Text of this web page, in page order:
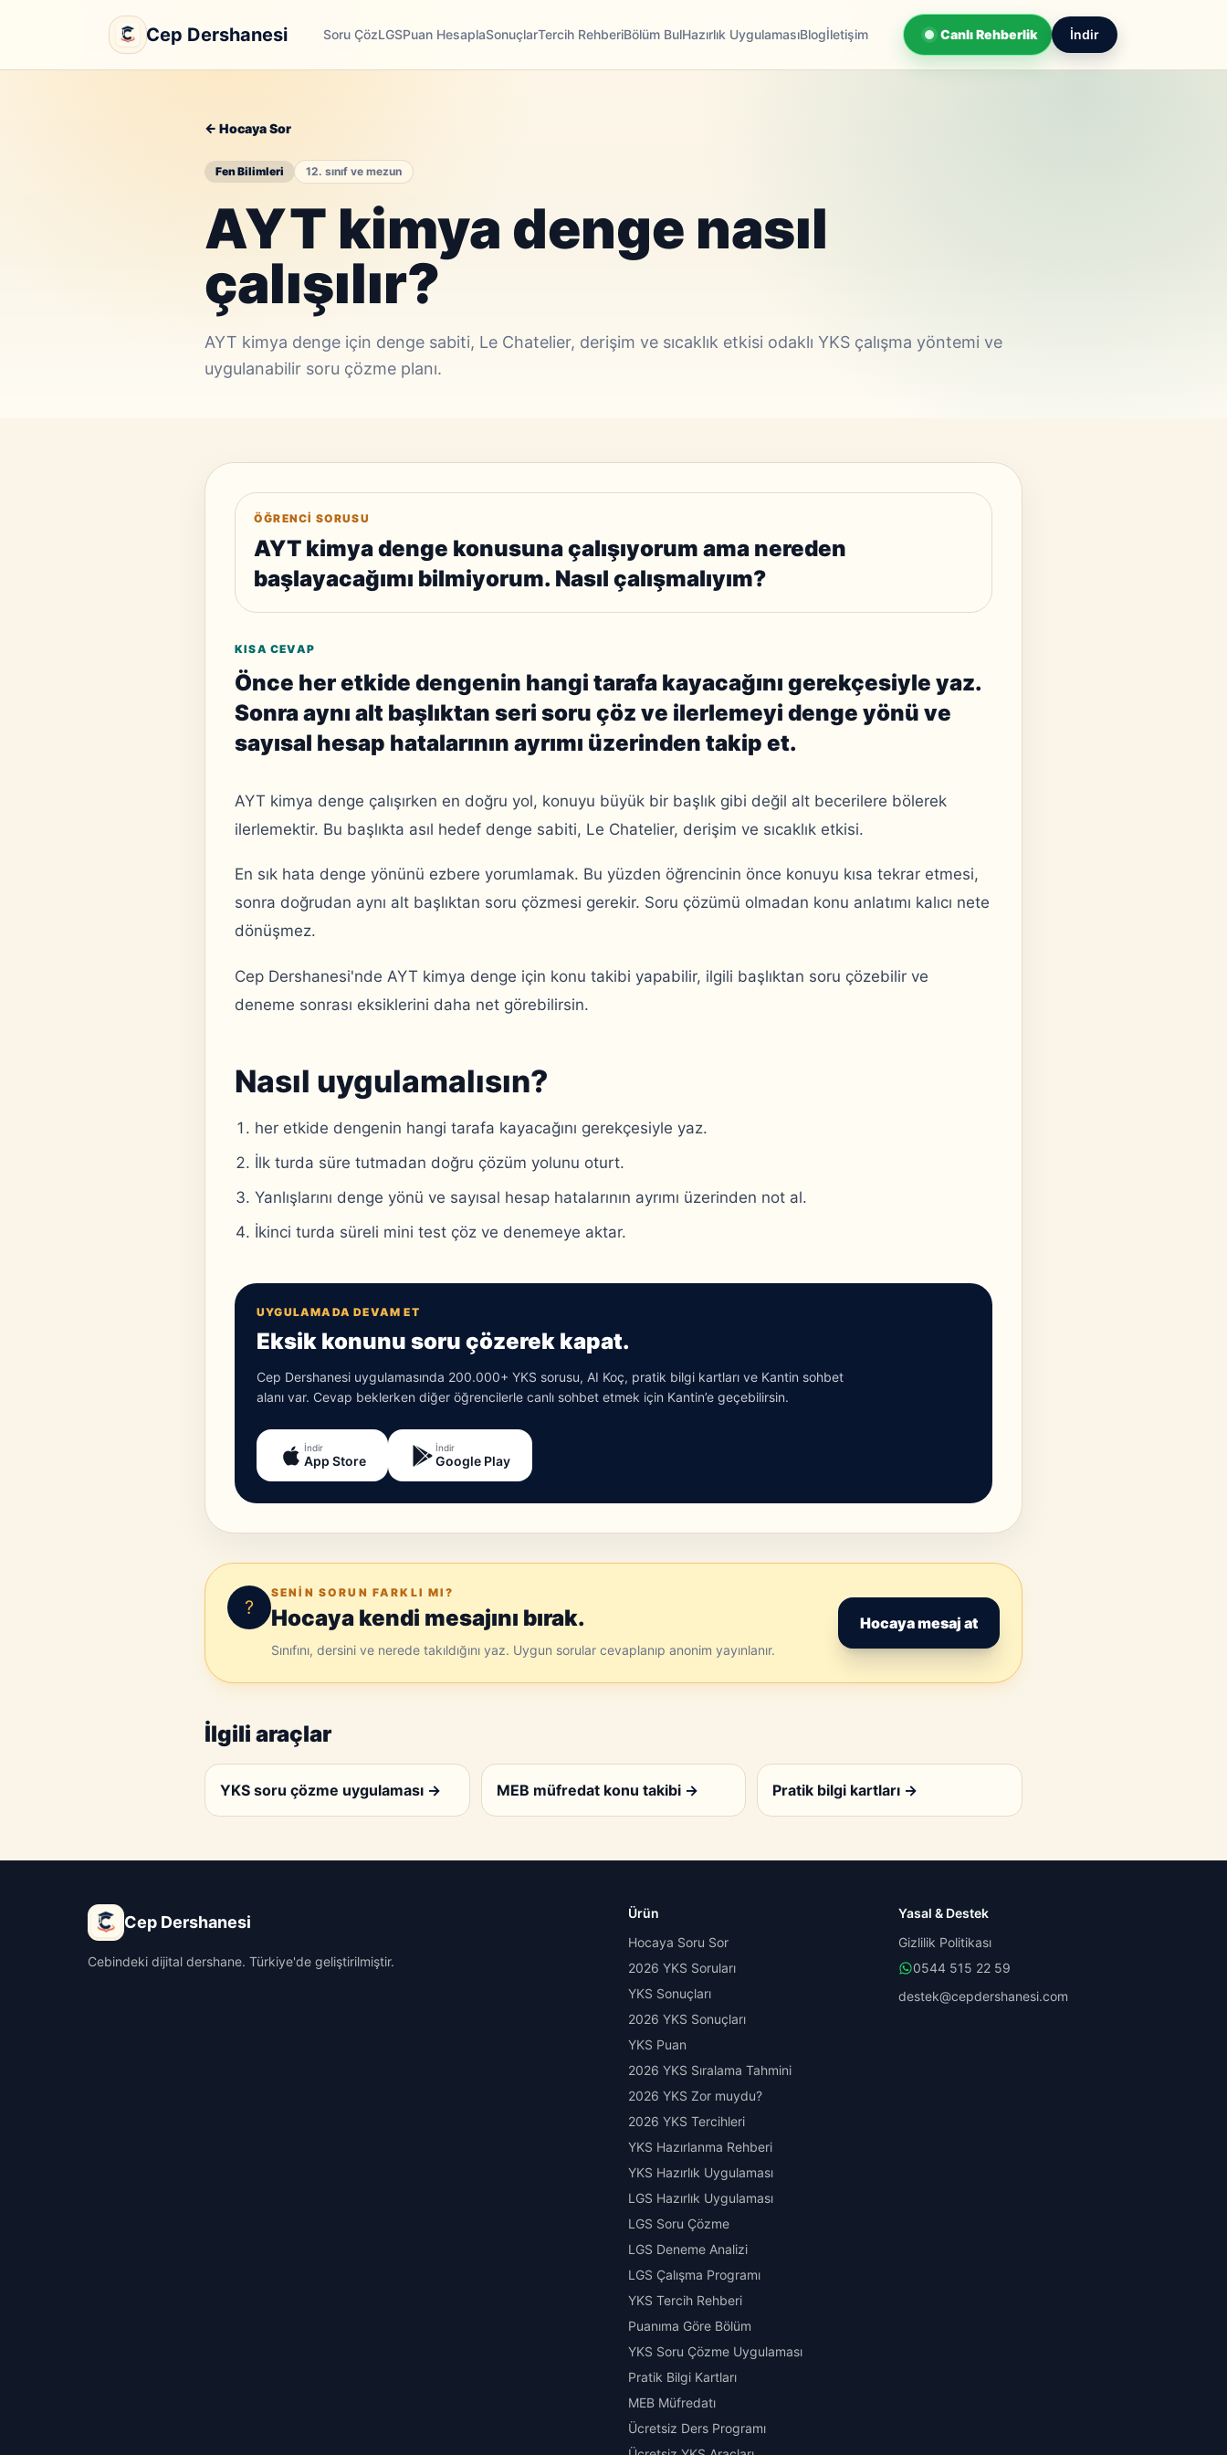
Cep Dershanesi Soru ÇözLGSPuan HesaplaSonuçlarTercih RehberiBölüm BulHazırlık UygulamasıBlogİletişim Canlı Rehberlik İndir
← Hocaya Sor
Fen Bilimleri 12. sınıf ve mezun
AYT kimya denge nasıl
çalışılır?
AYT kimya denge için denge sabiti, Le Chatelier, derişim ve sıcaklık etkisi odaklı YKS çalışma yöntemi ve
uygulanabilir soru çözme planı.
ÖĞRENCI SORUSU
AYT kimya denge konusuna çalışıyorum ama nereden
başlayacağımı bilmiyorum. Nasıl çalışmalıyım?
KISA CEVAP
Önce her etkide dengenin hangi tarafa kayacağını gerekçesiyle yaz.
Sonra aynı alt başlıktan seri soru çöz ve ilerlemeyi denge yönü ve
sayısal hesap hatalarının ayrımı üzerinden takip et.
AYT kimya denge çalışırken en doğru yol, konuyu büyük bir başlık gibi değil alt becerilere bölerek
ilerlemektir. Bu başlıkta asıl hedef denge sabiti, Le Chatelier, derişim ve sıcaklık etkisi.
En sık hata denge yönünü ezbere yorumlamak. Bu yüzden öğrencinin önce konuyu kısa tekrar etmesi,
sonra doğrudan aynı alt başlıktan soru çözmesi gerekir. Soru çözümü olmadan konu anlatımı kalıcı nete
dönüşmez.
Cep Dershanesi'nde AYT kimya denge için konu takibi yapabilir, ilgili başlıktan soru çözebilir ve
deneme sonrası eksiklerini daha net görebilirsin.
Nasıl uygulamalısın?
her etkide dengenin hangi tarafa kayacağını gerekçesiyle yaz.
İlk turda süre tutmadan doğru çözüm yolunu oturt.
Yanlışlarını denge yönü ve sayısal hesap hatalarının ayrımı üzerinden not al.
İkinci turda süreli mini test çöz ve denemeye aktar.
UYGULAMADA DEVAM ET
Eksik konunu soru çözerek kapat.
Cep Dershanesi uygulamasında 200.000+ YKS sorusu, AI Koç, pratik bilgi kartları ve Kantin sohbet
alanı var. Cevap beklerken diğer öğrencilerle canlı sohbet etmek için Kantin’e geçebilirsin.
İndir
App Store
İndir
Google Play
?
SENIN SORUN FARKLI MI?
Hocaya kendi mesajını bırak.
Sınıfını, dersini ve nerede takıldığını yaz. Uygun sorular cevaplanıp anonim yayınlanır.
Hocaya mesaj at
İlgili araçlar
YKS soru çözme uygulaması → MEB müfredat konu takibi → Pratik bilgi kartları →
Cep Dershanesi
Cebindeki dijital dershane. Türkiye'de geliştirilmiştir.
Ürün
Hocaya Soru Sor
2026 YKS Soruları
YKS Sonuçları
2026 YKS Sonuçları
YKS Puan
2026 YKS Sıralama Tahmini
2026 YKS Zor muydu?
2026 YKS Tercihleri
YKS Hazırlanma Rehberi
YKS Hazırlık Uygulaması
LGS Hazırlık Uygulaması
LGS Soru Çözme
LGS Deneme Analizi
LGS Çalışma Programı
YKS Tercih Rehberi
Puanıma Göre Bölüm
YKS Soru Çözme Uygulaması
Pratik Bilgi Kartları
MEB Müfredatı
Ücretsiz Ders Programı
Yasal & Destek
Gizlilik Politikası
0544 515 22 59
destek@cepdershanesi.com